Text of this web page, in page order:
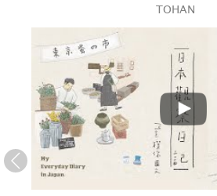
TOHAN